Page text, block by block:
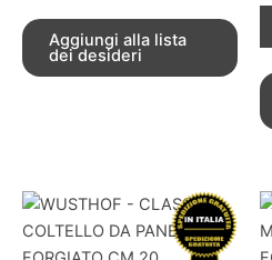
Aggiungi alla lista
dei desideri